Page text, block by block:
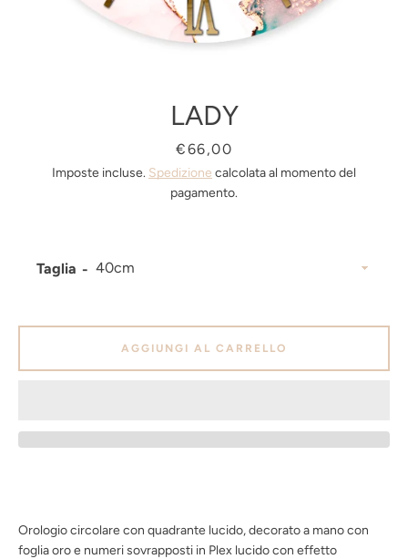
CERCA
LADY
Prezzo
€66,00
Imposte incluse. Spedizione calcolata al momento del
pagamento.
Orologio circolare con quadrante lucido, decorato a mano con
foglia oro e numeri sovrapposti in Plex lucido con effetto
Taglia
AGGIUNGI AL CARRELLO